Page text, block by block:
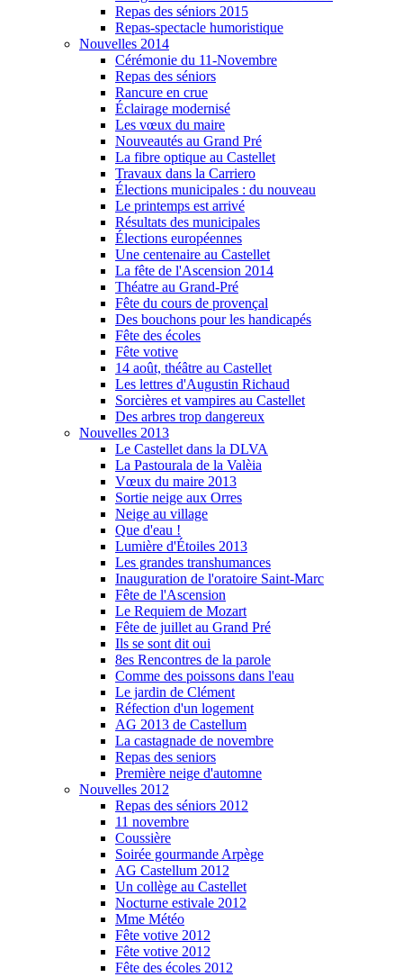
Repas des séniors 2015
Repas-spectacle humoristique
Nouvelles 2014
Cérémonie du 11-Novembre
Repas des séniors
Rancure en crue
Éclairage modernisé
Les vœux du maire
Nouveautés au Grand Pré
La fibre optique au Castellet
Travaux dans la Carriero
Élections municipales : du nouveau
Le printemps est arrivé
Résultats des municipales
Élections européennes
Une centenaire au Castellet
La fête de l'Ascension 2014
Théatre au Grand-Pré
Fête du cours de provençal
Des bouchons pour les handicapés
Fête des écoles
Fête votive
14 août, théâtre au Castellet
Les lettres d'Augustin Richaud
Sorcières et vampires au Castellet
Des arbres trop dangereux
Nouvelles 2013
Le Castellet dans la DLVA
La Pastourala de la Valèia
Vœux du maire 2013
Sortie neige aux Orres
Neige au village
Que d'eau !
Lumière d'Étoiles 2013
Les grandes transhumances
Inauguration de l'oratoire Saint-Marc
Fête de l'Ascension
Le Requiem de Mozart
Fête de juillet au Grand Pré
Ils se sont dit oui
8es Rencontres de la parole
Comme des poissons dans l'eau
Le jardin de Clément
Réfection d'un logement
AG 2013 de Castellum
La castagnade de novembre
Repas des seniors
Première neige d'automne
Nouvelles 2012
Repas des séniors 2012
11 novembre
Coussière
Soirée gourmande Arpège
AG Castellum 2012
Un collège au Castellet
Nocturne estivale 2012
Mme Météo
Fête votive 2012
Fête votive 2012
Fête des écoles 2012